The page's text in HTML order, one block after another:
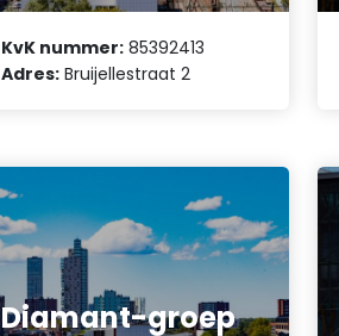
KvK nummer: 85392413
Adres: Bruijellestraat 2
Diamant-groep